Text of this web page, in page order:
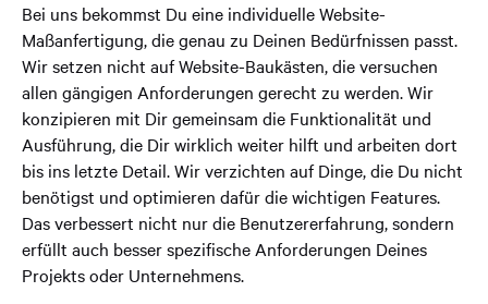
Bei uns bekommst Du eine individuelle Website-
Maßanfertigung, die genau zu Deinen Bedürfnissen passt.
Wir setzen nicht auf Website-Baukästen, die versuchen
allen gängigen Anforderungen gerecht zu werden. Wir
konzipieren mit Dir gemeinsam die Funktionalität und
Ausführung, die Dir wirklich weiter hilft und arbeiten dort
bis ins letzte Detail. Wir verzichten auf Dinge, die Du nicht
benötigst und optimieren dafür die wichtigen Features.
Das verbessert nicht nur die Benutzererfahrung, sondern
erfüllt auch besser spezifische Anforderungen Deines
Projekts oder Unternehmens.